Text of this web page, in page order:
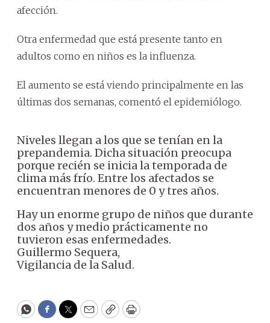
afección.
Otra enfermedad que está presente tanto en
adultos como en niños es la influenza.
El aumento se está viendo principalmente en las
últimas dos semanas, comentó el epidemiólogo.
Niveles llegan a los que se tenían en la
prepandemia. Dicha situación preocupa
porque recién se inicia la temporada de
clima más frío. Entre los afectados se
encuentran menores de 0 y tres años.
Hay un enorme grupo de niños que durante
dos años y medio prácticamente no
tuvieron esas enfermedades.
Guillermo Sequera,
Vigilancia de la Salud.
WhatsApp
Facebook
Twitter
EmailCopyPrint